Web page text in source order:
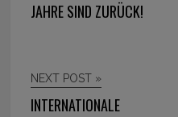
JAHRE SIND ZURÜCK!
NEXT POST »
INTERNATIONALE